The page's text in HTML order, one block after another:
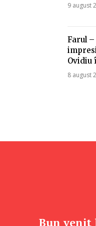
9 august
Farul –
Ovidiu
8 august
Bun venit